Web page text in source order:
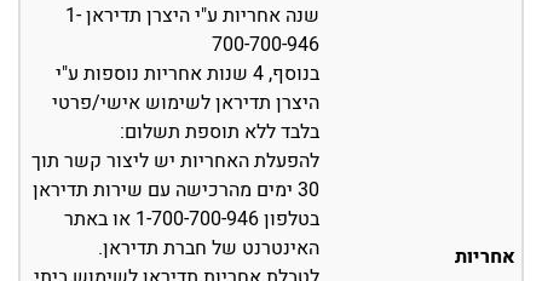
אחריות
שנה אחריות ע"י היצרן תדיראן 1-
700-700-946
בנוסף, 4 שנות אחריות נוספות ע"י
היצרן תדיראן לשימוש אישי/פרטי
בלבד ללא תוספת תשלום:
להפעלת האחריות יש ליצור קשר תוך
30 ימים מהרכישה עם שירות תדיראן
בטלפון 1-700-700-946 או באתר
האינטרנט של חברת תדיראן.